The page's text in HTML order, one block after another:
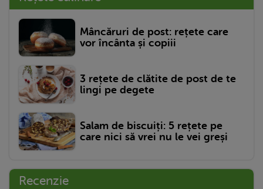
Mâncăruri de post: rețete care
vor încânta și copiii
3 rețete de clătite de post de te
lingi pe degete
Salam de biscuiți: 5 rețete pe
care nici să vrei nu le vei greși
Recenzie